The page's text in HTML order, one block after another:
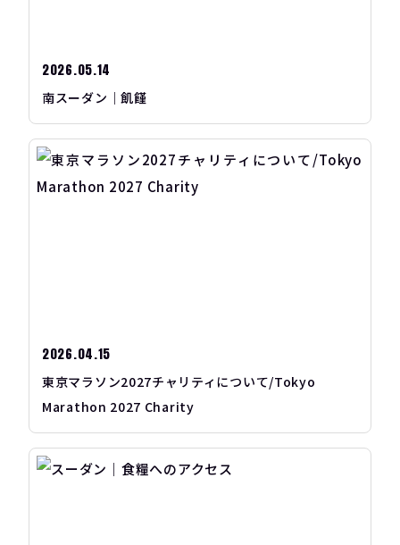
2026.05.14
南スーダン｜飢饉
2026.04.15
東京マラソン2027チャリティについて/Tokyo
Marathon 2027 Charity